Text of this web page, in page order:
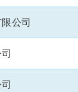
公司